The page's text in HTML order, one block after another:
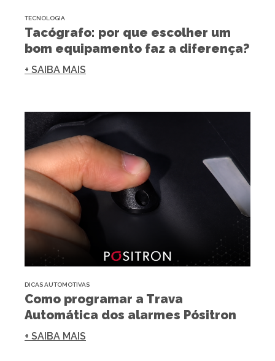
TECNOLOGIA
Tacógrafo: por que escolher um
bom equipamento faz a diferença?
+ SAIBA MAIS
DICAS AUTOMOTIVAS
Como programar a Trava
Automática dos alarmes Pósitron
+ SAIBA MAIS